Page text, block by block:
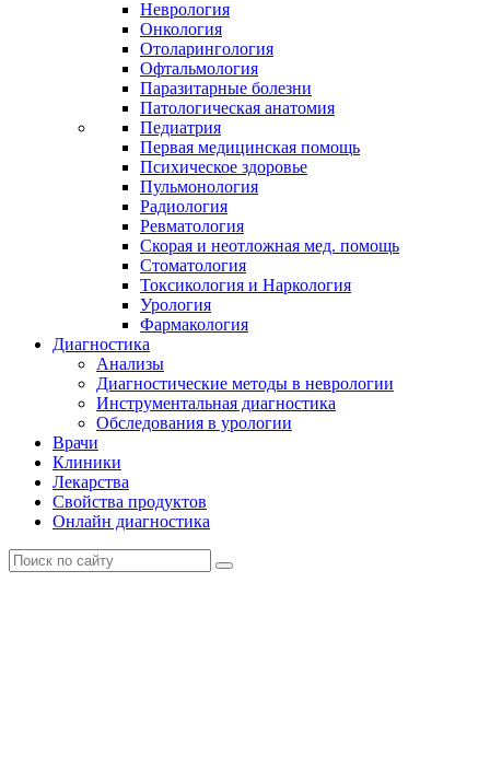
Неврология
Онкология
Отоларингология
Офтальмология
Паразитарные болезни
Патологическая анатомия
Педиатрия
Первая медицинская помощь
Психическое здоровье
Пульмонология
Радиология
Ревматология
Скорая и неотложная мед. помощь
Стоматология
Токсикология и Наркология
Урология
Фармакология
Диагностика
Анализы
Диагностические методы в неврологии
Инструментальная диагностика
Обследования в урологии
Врачи
Клиники
Лекарства
Свойства продуктов
Онлайн диагностика